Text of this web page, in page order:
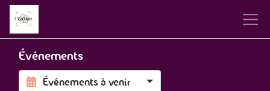
Événements
Événements à venir